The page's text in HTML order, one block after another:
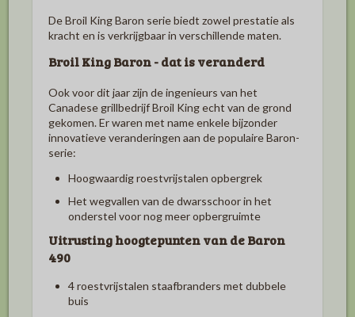
De Broil King Baron serie biedt zowel prestatie als
kracht en is verkrijgbaar in verschillende maten.
Broil King Baron - dat is veranderd
Ook voor dit jaar zijn de ingenieurs van het
Canadese grillbedrijf Broil King echt van de grond
gekomen. Er waren met name enkele bijzonder
innovatieve veranderingen aan de populaire Baron-
serie:
Hoogwaardig roestvrijstalen opbergrek
Het wegvallen van de dwarsschoor in het
onderstel voor nog meer opbergruimte
Uitrusting hoogtepunten van de Baron
490
4 roestvrijstalen staafbranders met dubbele
buis